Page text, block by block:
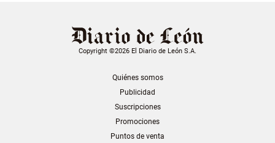
Copyright ©2026 El Diario de León S.A.
Quiénes somos
Publicidad
Suscripciones
Promociones
Puntos de venta